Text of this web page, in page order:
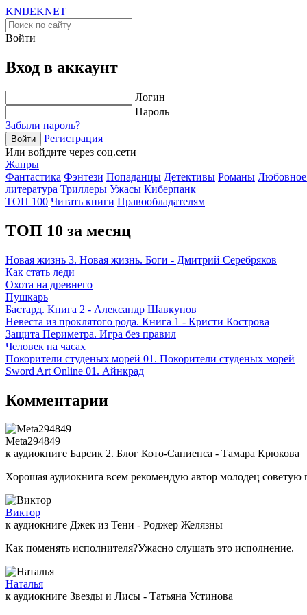
KNIJEKNET
Войти
Вход в аккаунт
Логин
Пароль
Забыли пароль?
Войти
Регистрация
Или войдите через соц.сети
Жанры
Фантастика Фэнтези Попаданцы Детективы Романы Любовное
литература Триллеры Ужасы Киберпанк
ТОП 100 Читать книги Правообладателям
ТОП 10 за месяц
Новая жизнь 3. Новая жизнь. Боги - Дмитрий Серебряков
Как стать леди
Охота на древнего
Пушкарь
Бастард. Книга 2 - Александр Шавкунов
Невеста из проклятого рода. Книга 1 - Кристи Кострова
Защита Периметра. Игра без правил
Человек на часах
Покорители студеных морей 01. Покорители студеных морей
Sword Art Online 01. Айнкрад
Комментарии
Meta294849
к аудиокниге Барсик 2. Блог Кото-Сапиенса - Тамара Крюкова
Хорошая аудиокнига всем рекомендую автор молодец советую
Виктор
к аудиокниге Джек из Тени - Роджер Желязны
Как поменять исполнителя?Ужасно слушать это исполнение.
Наталья
к аудиокниге Звезды и Лисы - Татьяна Устинова